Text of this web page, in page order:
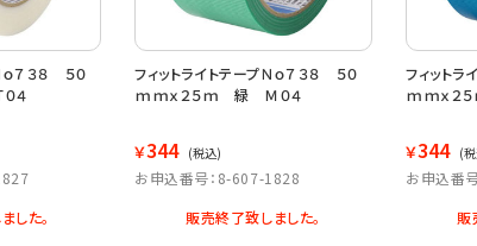
７３８ ５０
４
した。
フィットライトテープＮｏ７３８ ５０
ｍｍｘ２５ｍ 緑 Ｍ０４
￥344 (税込)
お申込番号：8-607-1828
販売終了致しました。
フィットラ
ｍｍｘ２
￥344 (
お申込番
販